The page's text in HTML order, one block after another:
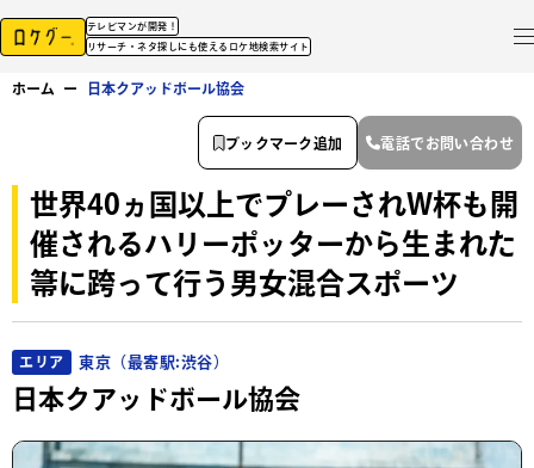
テレビマンが開発！
リサーチ・ネタ探しにも使えるロケ地検索サイト
ホーム ー 日本クアッドボール協会
世界40ヵ国以上でプレーされW杯も開
催されるハリーポッターから生まれた
箒に跨って行う男女混合スポーツ
エリア 東京（最寄駅:渋谷）
日本クアッドボール協会
ブックマーク追加 電話でお問い合わせ